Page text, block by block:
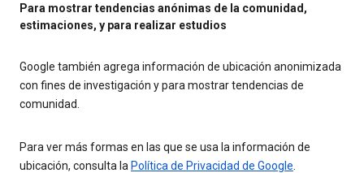
Para mostrar tendencias anónimas de la comunidad,
estimaciones, y para realizar estudios
Google también agrega información de ubicación anonimizada
con fines de investigación y para mostrar tendencias de
comunidad.
Para ver más formas en las que se usa la información de
ubicación, consulta la Política de Privacidad de Google